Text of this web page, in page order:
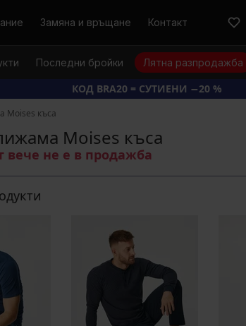
Замяна и връщане Контакт
Последни бройки Лятна разпродажба
КОД BRA20 = СУТИЕНИ −20 %
Moises къса
Moises къса
вече не е в продажба